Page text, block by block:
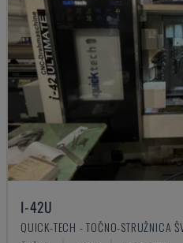
I-42U
QUICK-TECH - TOČNO-STRUŽNICA